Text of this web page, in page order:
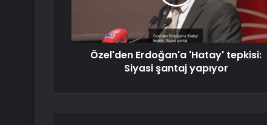
Özel'den Erdoğan'a 'Hatay' tepkisi:
Siyasi şantaj yapıyor